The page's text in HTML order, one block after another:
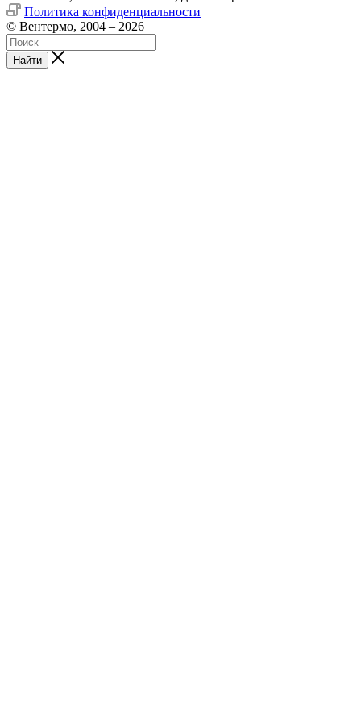
Политика конфиденциальности
© Вентермо, 2004 – 2026
Найти